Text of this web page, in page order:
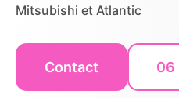
Mitsubishi et Atlantic
Contact 06